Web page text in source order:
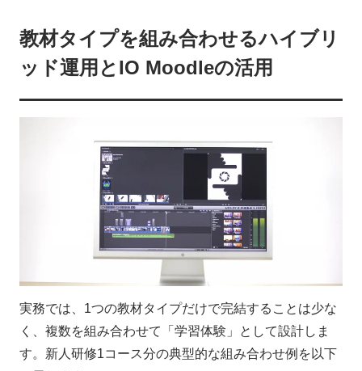
教材タイプを組み合わせるハイブリ
ッド運用とIO Moodleの活用
実務では、1つの教材タイプだけで完結することは少な
く、複数を組み合わせて「学習体験」として設計しま
す。新人研修1コース分の典型的な組み合わせ例を以下